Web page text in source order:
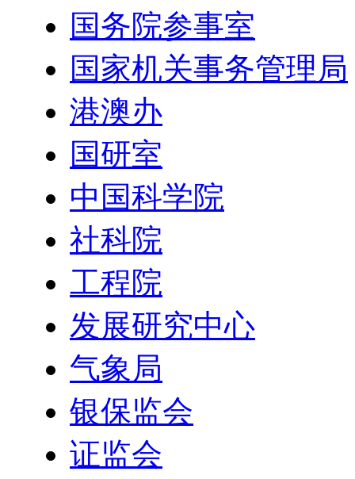
国务院参事室
国家机关事务管理局
港澳办
国研室
中国科学院
社科院
工程院
发展研究中心
气象局
银保监会
证监会